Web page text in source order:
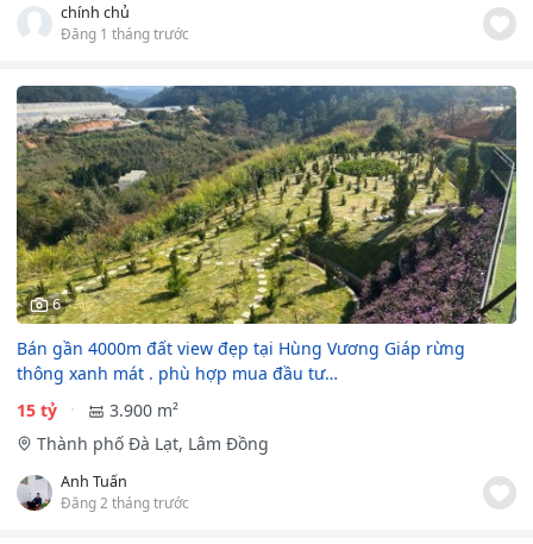
chính chủ
Đăng 1 tháng trước
6
Bán gần 4000m đất view đẹp tại Hùng Vương Giáp rừng
thông xanh mát . phù hợp mua đầu tư…
15 tỷ
3.900 m²
Thành phố Đà Lạt, Lâm Đồng
Anh Tuấn
Đăng 2 tháng trước